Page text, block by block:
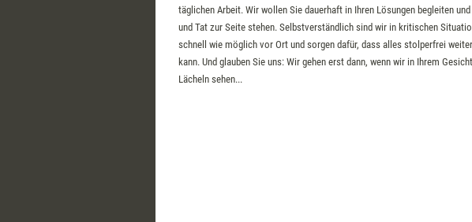
täglichen Arbeit. Wir wollen Sie dauerhaft in Ihren Lösungen begleiten
und Tat zur Seite stehen. Selbstverständlich sind wir in kritischen
schnell wie möglich vor Ort und sorgen dafür, dass alles stolperfrei
kann. Und glauben Sie uns: Wir gehen erst dann, wenn wir in Ihrem
Lächeln sehen...